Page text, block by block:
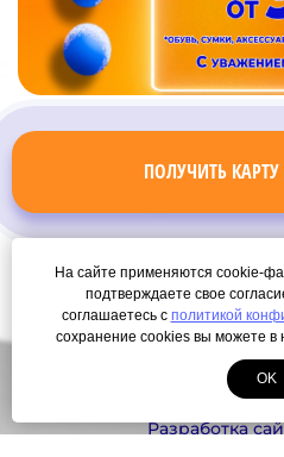
ПОЛУЧИТЬ
© Copyright 2000-2026.
Разработка
На сайте применяются cookie-
подтверждаете свое
соглашаетесь с политикой
сохранение cookies вы можете в
OK